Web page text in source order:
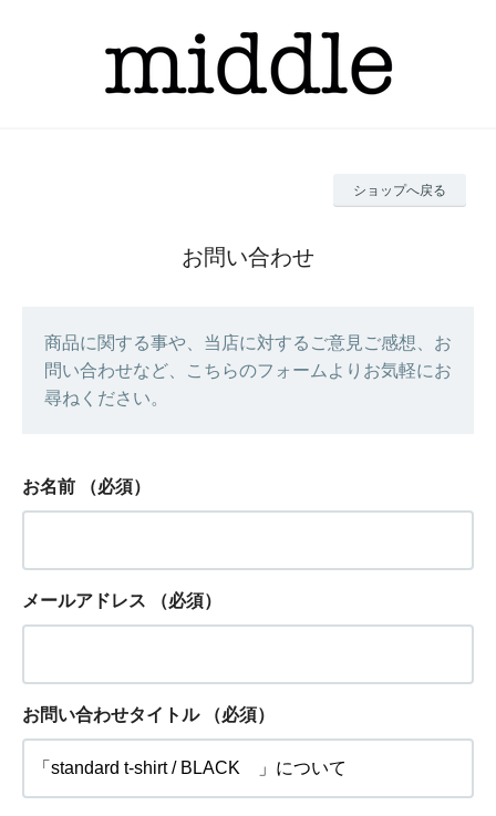
ショップへ戻る
お問い合わせ
商品に関する事や、当店に対するご意見ご感想、お
問い合わせなど、こちらのフォームよりお気軽にお
尋ねください。
お名前 （必須）
メールアドレス （必須）
お問い合わせタイトル （必須）